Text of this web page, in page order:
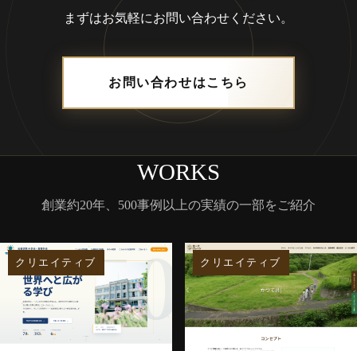
まずはお気軽にお問い合わせください。
お問い合わせはこちら
WORKS
創業約20年、500事例以上の実績の一部をご紹介
クリエイティブ クリエイティブ